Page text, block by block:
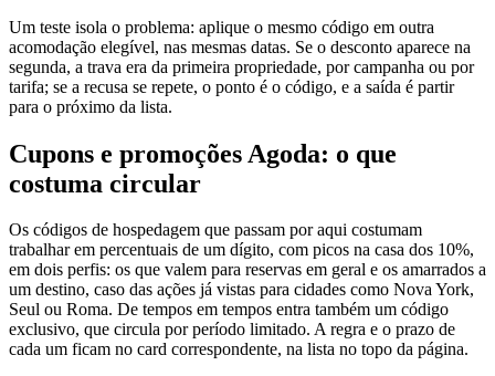
Um teste isola o problema: aplique o mesmo código em outra
acomodação elegível, nas mesmas datas. Se o desconto aparece na
segunda, a trava era da primeira propriedade, por campanha ou por
tarifa; se a recusa se repete, o ponto é o código, e a saída é partir
para o próximo da lista.
Cupons e promoções Agoda: o que
costuma circular
Os códigos de hospedagem que passam por aqui costumam
trabalhar em percentuais de um dígito, com picos na casa dos 10%,
em dois perfis: os que valem para reservas em geral e os amarrados a
um destino, caso das ações já vistas para cidades como Nova York,
Seul ou Roma. De tempos em tempos entra também um código
exclusivo, que circula por período limitado. A regra e o prazo de
cada um ficam no card correspondente, na lista no topo da página.